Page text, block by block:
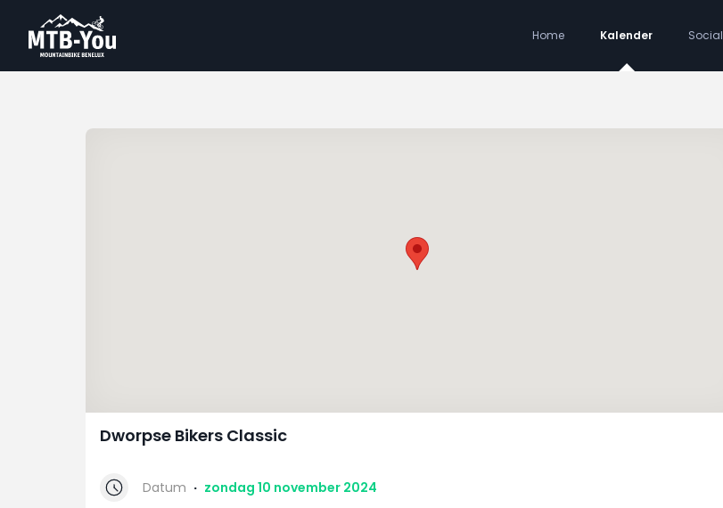
Home Kalender Social
Dworpse Bikers Classic
Datum · zondag 10 november 2024